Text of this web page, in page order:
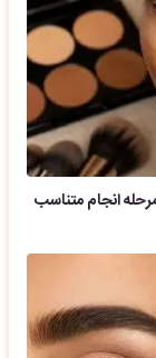
انجام متناسب